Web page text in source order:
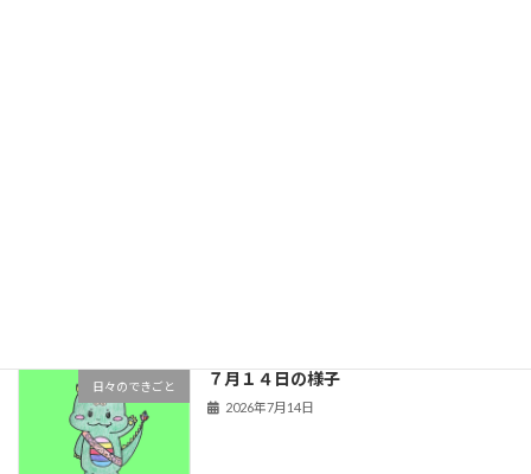
日々のできごと ７月１４日の様子
2026年7月14日